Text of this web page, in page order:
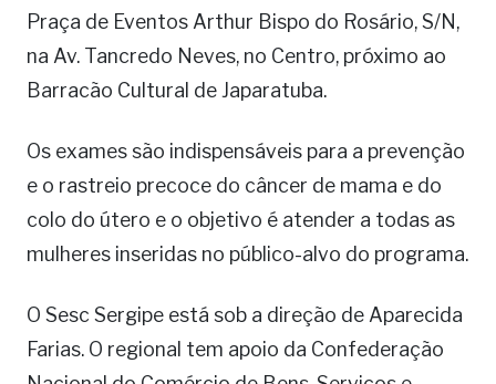
Praça de Eventos Arthur Bispo do Rosário, S/N,
na Av. Tancredo Neves, no Centro, próximo ao
Barracão Cultural de Japaratuba.
Os exames são indispensáveis para a prevenção
e o rastreio precoce do câncer de mama e do
colo do útero e o objetivo é atender a todas as
mulheres inseridas no público-alvo do programa.
O Sesc Sergipe está sob a direção de Aparecida
Farias. O regional tem apoio da Confederação